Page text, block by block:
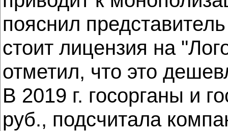
пояснил
стоит лицензия на
отметил, что это
В 2019 г. госорганы и
руб., подсчитала